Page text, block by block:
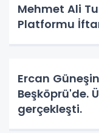
Mehmet Ali
Platformu
Ercan
Beşköprü'de.
gerçekleşti.